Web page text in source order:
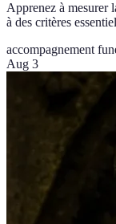
Apprenez à mesurer
à des critères
accompagnement
Aug 3